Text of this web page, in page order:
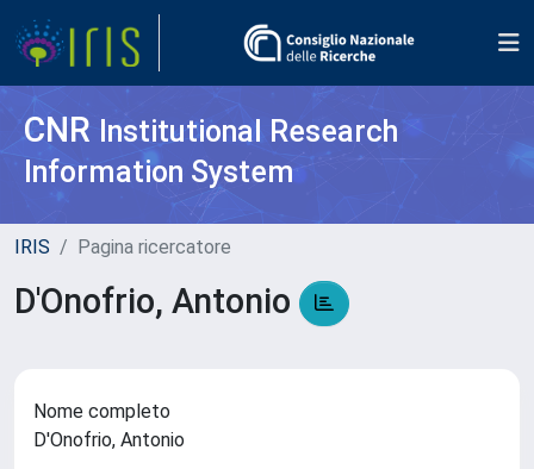
CNR Institutional Research
Information System
IRIS Pagina ricercatore
D'Onofrio, Antonio
Nome completo
D'Onofrio, Antonio